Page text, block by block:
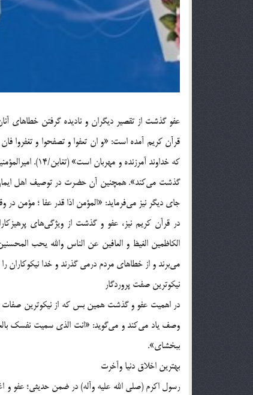
عفو گذشت از تقصیر دیگران و نادیده گرفتن خطاهای
قرآن کریم آمده است: «و ان تعفوا و تصفحوا و تغفروا
که خداوند
جای دیگر نیز می‌فرماید: «المؤمن اذا قدر عفا ؛ مؤمن
در قرآن کریم نیز، عفو و گذشت از ویژگی‌های
الکاظمین الغیظ و العافین عن الناس والله یحب
می‌برند و از خطاهای مردم درمی گذرند و خدا نیکوکاران را
نیکوترین صفت پروردگار
در اهمیت عفو و گذشت همین بس که از نیکوترین صفات
وصف یاد می‌کند و می‌گوید: «انت الذی سمیت نفسک
ببخشای».
بهترین اخلاق دنیا وآخرت
رسول اکرم (صلی الله علیه وآله) در ضمن حدیثی؛ عفو و